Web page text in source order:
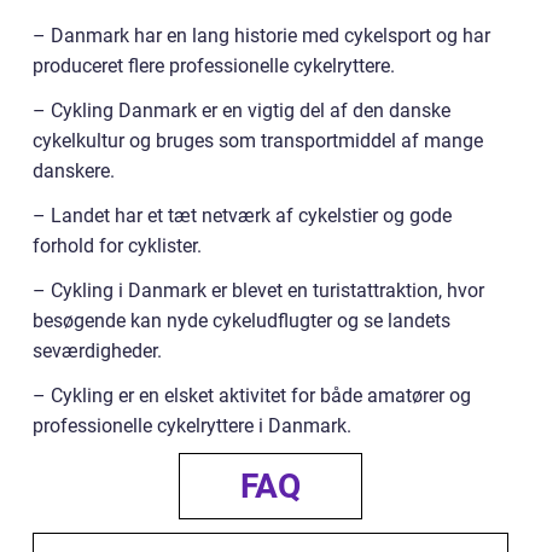
– Danmark har en lang historie med cykelsport og har
produceret flere professionelle cykelryttere.
– Cykling Danmark er en vigtig del af den danske
cykelkultur og bruges som transportmiddel af mange
danskere.
– Landet har et tæt netværk af cykelstier og gode
forhold for cyklister.
– Cykling i Danmark er blevet en turistattraktion, hvor
besøgende kan nyde cykeludflugter og se landets
seværdigheder.
– Cykling er en elsket aktivitet for både amatører og
professionelle cykelryttere i Danmark.
FAQ